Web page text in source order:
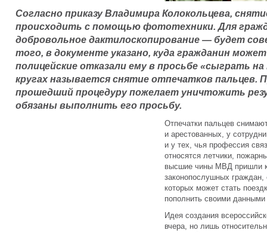
Согласно приказу Владимира Колокольцева,
происходить с помощью фототехники. Для
добровольное дактилоскопирование — будет
того, в документе указано, куда гражданин
полицейские отказали ему в просьбе «сыграть
кругах называется снятие отпечатков
прошедший процедуру пожелает уничтожить
обязаны выполнить его просьбу.
Отпечатки пальцев
и арестованных, у
и у тех, чья профессия
относятся летчики,
высшие чины МВД пришли к
законопослушных
которых может стать
пополнить своими
Идея создания
вчера, но лишь